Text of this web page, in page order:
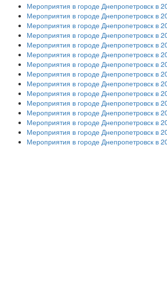
Мероприятия в городе Днепропетровск в
Мероприятия в городе Днепропетровск в
Мероприятия в городе Днепропетровск в
Мероприятия в городе Днепропетровск в
Мероприятия в городе Днепропетровск в
Мероприятия в городе Днепропетровск в
Мероприятия в городе Днепропетровск в
Мероприятия в городе Днепропетровск в
Мероприятия в городе Днепропетровск в
Мероприятия в городе Днепропетровск в
Мероприятия в городе Днепропетровск в
Мероприятия в городе Днепропетровск в
Мероприятия в городе Днепропетровск в
Мероприятия в городе Днепропетровск в
Мероприятия в городе Днепропетровск в